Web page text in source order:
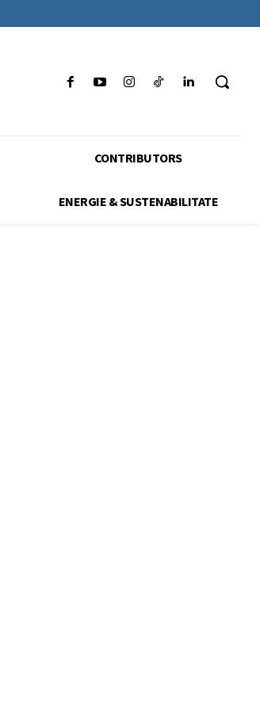
CONTRIBUTORS
ENERGIE & SUSTENABILITATE